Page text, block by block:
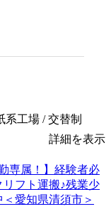
工場 / 交替制
詳細を表示